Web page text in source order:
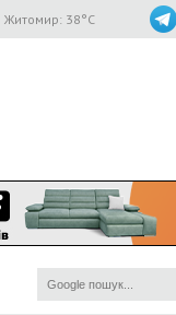
Житомир: 38°C